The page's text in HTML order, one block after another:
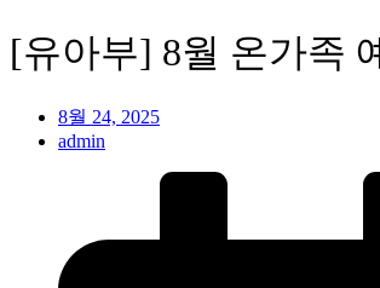
[유아부] 8월 온가족
8월 24, 2025
admin